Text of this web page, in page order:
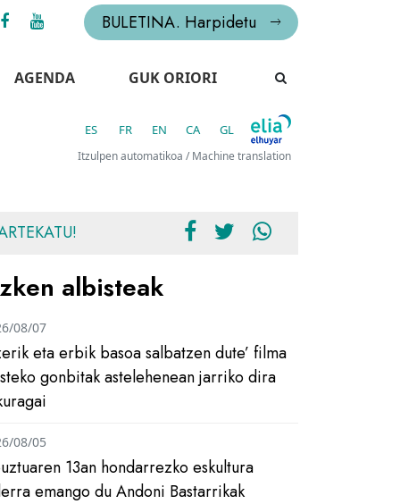
BULETINA. Harpidetu
AGENDA GUK ORIORI
ES FR EN CA GL
Itzulpen automatikoa / Machine translation
albisteak
eta erbik basoa salbatzen dute’ filma
gonbitak astelehenean jarriko dira
08/07
13an hondarrezko eskultura
emango du Andoni Bastarrikak
08/05